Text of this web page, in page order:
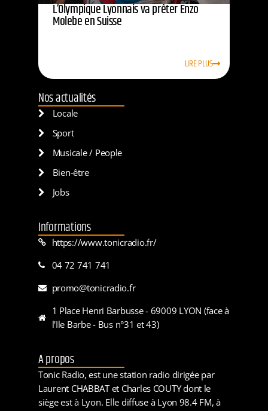
L’Olympique Lyonnais va prêter Enzo
Molebe en Suisse
LIRE PLUS
Nos actualités
Locale
Sport
Musicale / People
Bien-être
Jobs
Informations
https://www.tonicradio.fr/
04 72 741 741
promo@tonicradio.fr
1 Place Henri Barbusse - 69009 LYON (face à
l'Ile Barbe - Bus n°31 et 43)
A propos
Tonic Radio, est une station radio dirigée par
Laurent CHABBAT et Charles COUTY dont le
siège est à Lyon. Elle diffuse à Lyon 98.4 FM, à